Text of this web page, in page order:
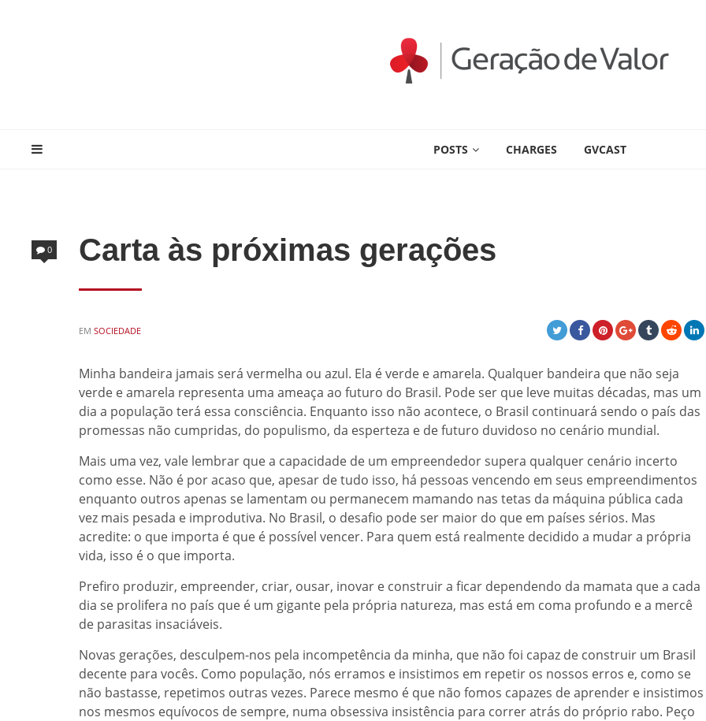
POSTS CHARGES GVCAST
Carta às próximas gerações
EM POSTED
SOCIEDADE
0
Minha bandeira jamais será vermelha ou azul. Ela é verde e amarela. Qualquer bandeira que não seja
verde e amarela representa uma ameaça ao futuro do Brasil. Pode ser que leve muitas décadas, mas um
dia a população terá essa consciência. Enquanto isso não acontece, o Brasil continuará sendo o país das
promessas não cumpridas, do populismo, da esperteza e de futuro duvidoso no cenário mundial.
Mais uma vez, vale lembrar que a capacidade de um empreendedor supera qualquer cenário incerto
como esse. Não é por acaso que, apesar de tudo isso, há pessoas vencendo em seus empreendimentos
enquanto outros apenas se lamentam ou permanecem mamando nas tetas da máquina pública cada
vez mais pesada e improdutiva. No Brasil, o desafio pode ser maior do que em países sérios. Mas
acredite: o que importa é que é possível vencer. Para quem está realmente decidido a mudar a própria
vida, isso é o que importa.
Prefiro produzir, empreender, criar, ousar, inovar e construir a ficar dependendo da mamata que a cada
dia se prolifera no país que é um gigante pela própria natureza, mas está em coma profundo e a mercê
de parasitas insaciáveis.
Novas gerações, desculpem-nos pela incompetência da minha, que não foi capaz de construir um Brasil
decente para vocês. Como população, nós erramos e insistimos em repetir os nossos erros e, como se
não bastasse, repetimos outras vezes. Parece mesmo é que não fomos capazes de aprender e insistimos
nos mesmos equívocos de sempre, numa obsessiva insistência para correr atrás do próprio rabo. Peço